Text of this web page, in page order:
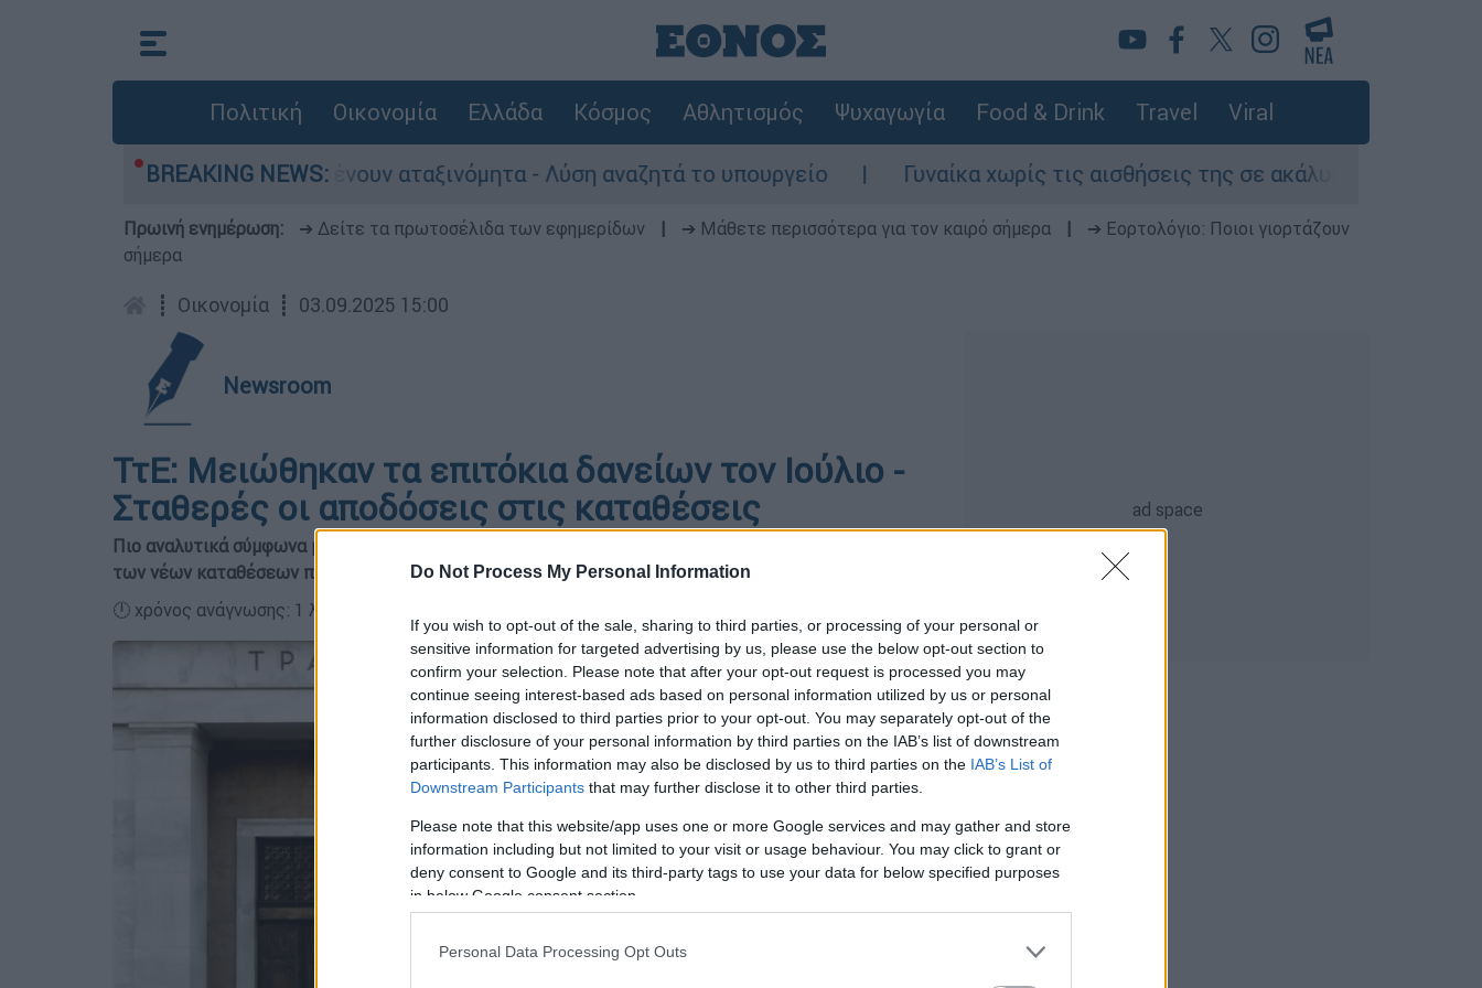
Do Not Process My Personal Information
If you wish to opt-out of the sale, sharing to third parties, or processing of your personal or
sensitive information for targeted advertising by us, please use the below opt-out section to
confirm your selection. Please note that after your opt-out request is processed you may
continue seeing interest-based ads based on personal information utilized by us or personal
information disclosed to third parties prior to your opt-out. You may separately opt-out of the
further disclosure of your personal information by third parties on the IAB’s list of downstream
participants. This information may also be disclosed by us to third parties on the IAB’s List of
Downstream Participants that may further disclose it to other third parties.
Please note that this website/app uses one or more Google services and may gather and store
information including but not limited to your visit or usage behaviour. You may click to grant or
deny consent to Google and its third-party tags to use your data for below specified purposes
in below Google consent section.
Personal Data Processing Opt Outs
Πολιτική Οικονομία Ελλάδα Κόσμος Αθλητισμός Ψυχαγωγία Food & Drink Travel Viral
BREAKING NEWS:
αυτοκίνητα παραμένουν αταξινόμητα - Λύση αναζητά το υπουργείο Γυναίκα χωρίς τις αισθήσεις της σε ακάλυπτο
Πρωινή ενημέρωση: ➔ Δείτε τα πρωτοσέλιδα των εφημερίδων ➔ Μάθετε περισσότερα για τον καιρό σήμερα
➔ Εορτολόγιο: Ποιοι γιορτάζουν
σήμερα
┋ Οικονομία ┋ 03.09.2025 15:00
Newsroom
ΤτΕ: Μειώθηκαν τα επιτόκια δανείων τον Ιούλιο -
Σταθερές οι αποδόσεις στις καταθέσεις
Πιο αναλυτικά σύμφωνα με τα στοιχεία της Τραπέζης της Ελλάδος το μέσο σταθμισμένο επιτόκιο
των νέων καταθέσεων παρέμεινε αμετάβλητο στο 0,34%
🕛 χρόνος ανάγνωσης: 1 λεπτό ┋